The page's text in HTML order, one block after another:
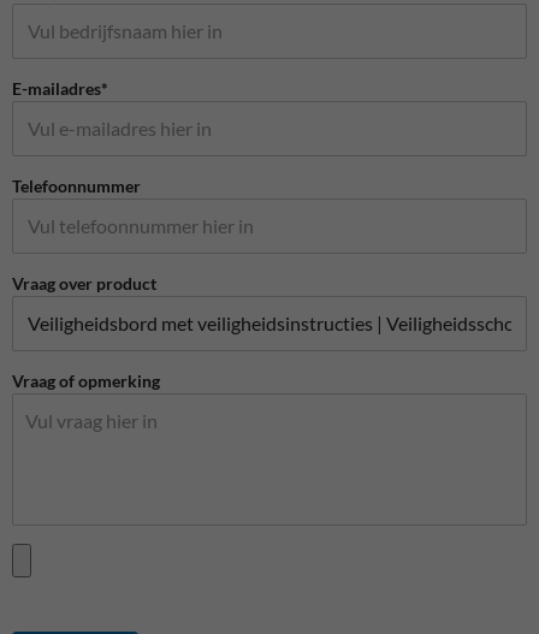
E-mailadres*
Telefoonnummer
Vraag over product
Vraag of opmerking